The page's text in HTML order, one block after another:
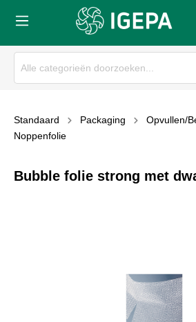
Standaard Packaging
Opvullen/
Noppenfolie
Bubble folie strong met